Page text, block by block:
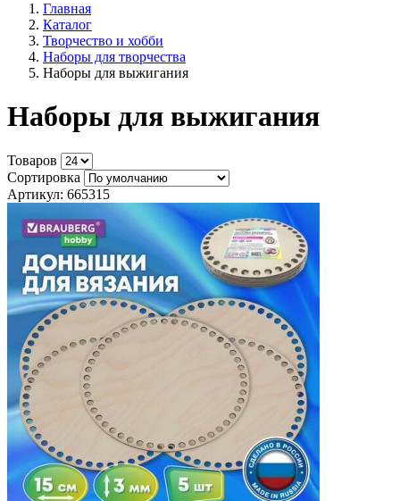
Главная
Каталог
Творчество и хобби
Наборы для творчества
Наборы для выжигания
Наборы для выжигания
Товаров
Сортировка
Артикул: 665315